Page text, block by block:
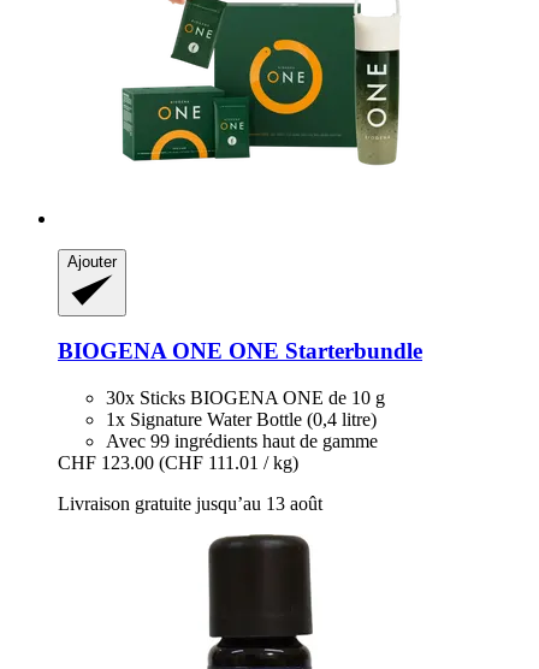
Ajouter
BIOGENA ONE ONE Starterbundle
30x Sticks BIOGENA ONE de 10 g
1x Signature Water Bottle (0,4 litre)
Avec 99 ingrédients haut de gamme
CHF 123.00 (CHF 111.01 / kg)
Livraison gratuite jusqu’au 13 août